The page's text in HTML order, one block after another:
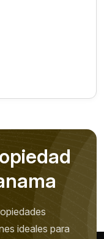
opiedad
nama
ideales para